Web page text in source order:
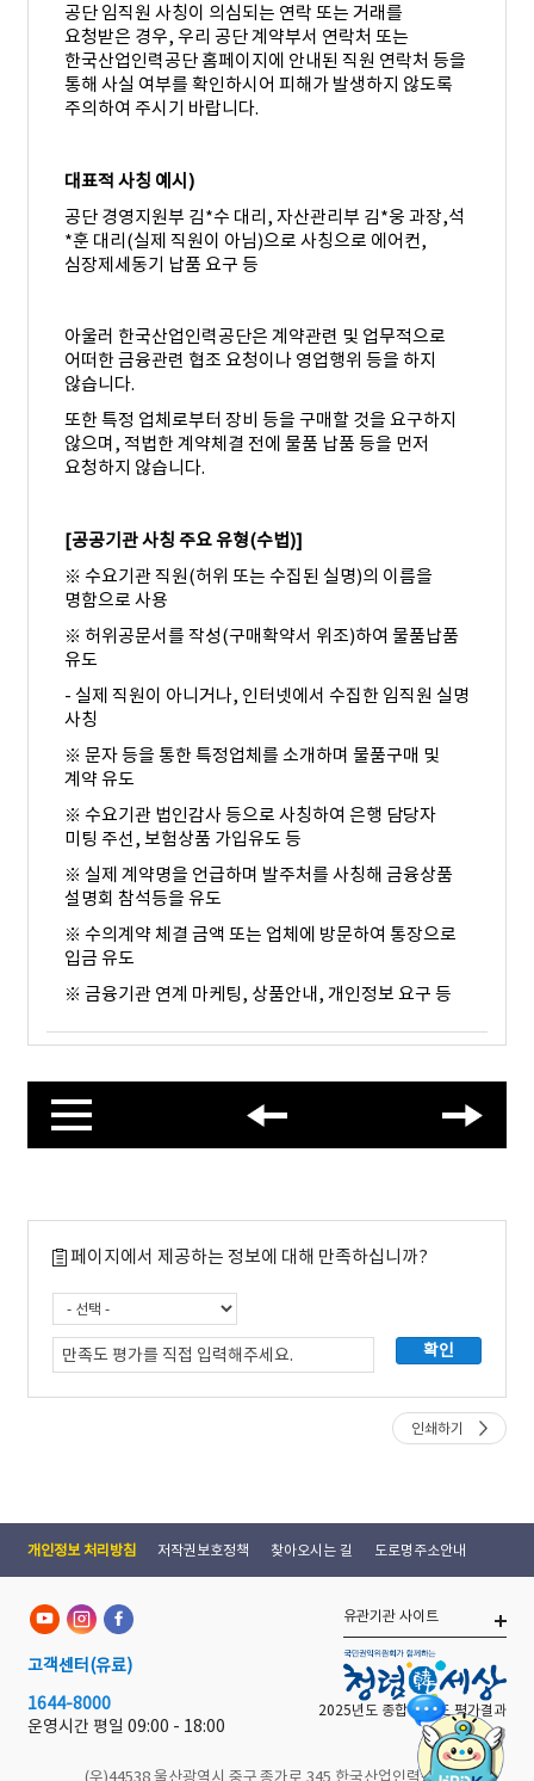
공단 임직원 사칭이 의심되는 연락 또는 거래를
요청받은 경우, 우리 공단 계약부서 연락처 또는
한국산업인력공단 홈페이지에 안내된 직원 연락처 등을
통해 사실 여부를 확인하시어 피해가 발생하지 않도록
주의하여 주시기 바랍니다.
대표적 사칭 예시 )
공단 경영지원부 김*수 대리, 자산관리부 김*웅 과장,석
*훈 대리(실제 직원이 아님)으로 사칭으로 에어컨,
심장제세동기 납품 요구 등
아울러 한국산업인력공단은 계약관련 및 업무적으로
어떠한 금융관련 협조 요청이나 영업행위 등을 하지
않습니다.
또한 특정 업체로부터 장비 등을 구매할 것을 요구하지
않으며, 적법한 계약체결 전에 물품 납품 등을 먼저
요청하지 않습니다.
[공공기관 사칭 주요 유형(수법)]
※ 수요기관 직원(허위 또는 수집된 실명)의 이름을
명함으로 사용
※ 허위공문서를 작성(구매확약서 위조)하여 물품납품
유도
- 실제 직원이 아니거나, 인터넷에서 수집한 임직원 실명
사칭
※ 문자 등을 통한 특정업체를 소개하며 물품구매 및
계약 유도
※ 수요기관 법인감사 등으로 사칭하여 은행 담당자
미팅 주선, 보험상품 가입유도 등
※ 실제 계약명을 언급하며 발주처를 사칭해 금융상품
설명회 참석등을 유도
※ 수의계약 체결 금액 또는 업체에 방문하여 통장으로
입금 유도
※ 금융기관 연계 마케팅, 상품안내, 개인정보 요구 등
페이지에서 제공하는 정보에 대해 만족하십니까?
인쇄하기
개인정보 처리방침 저작권보호정책 찾아오시는 길 도로명주소안내
고객센터 (유료)
1644-8000
운영시간 평일 09:00 - 18:00
(우)44538 울산광역시 중구 종가로 345 한국산업인력공단
유관기관 사이트
2025년도 종합 청렴도 평가결과